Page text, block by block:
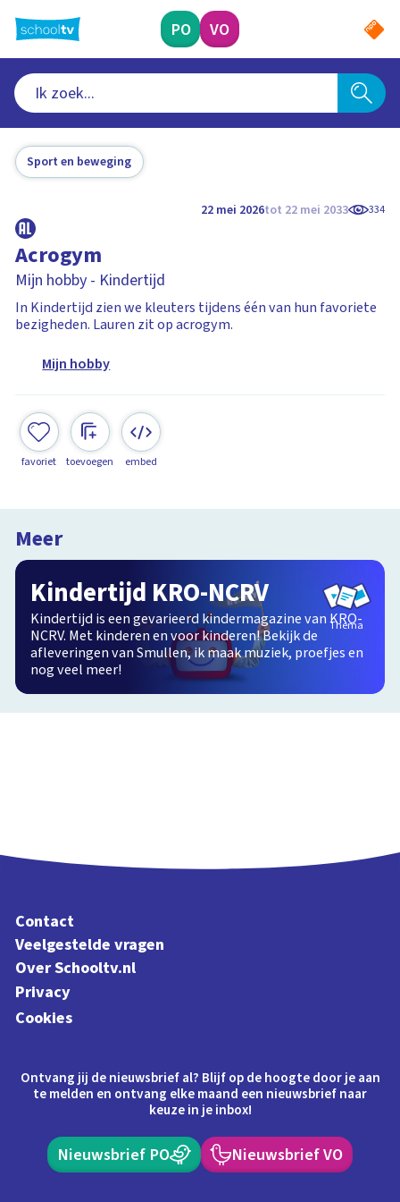
naar
hoofdinhoud
PO VO
Sport en beweging
22 mei 2026tot 22 mei 2033 334
Acrogym
Mijn hobby - Kindertijd
In Kindertijd zien we kleuters tijdens één van hun favoriete
bezigheden. Lauren zit op acrogym.
Mijn hobby
favoriet toevoegen embed
Meer
Kindertijd KRO-NCRV
Kindertijd is een gevarieerd kindermagazine van KRO-
NCRV. Met kinderen en voor kinderen! Bekijk de
afleveringen van Smullen, ik maak muziek, proefjes en
nog veel meer!
Thema
Contact
Veelgestelde vragen
Over Schooltv.nl
Privacy
Cookies
Ontvang jij de nieuwsbrief al? Blijf op de hoogte door je aan
te melden en ontvang elke maand een nieuwsbrief naar
keuze in je inbox!
Nieuwsbrief PO Nieuwsbrief VO